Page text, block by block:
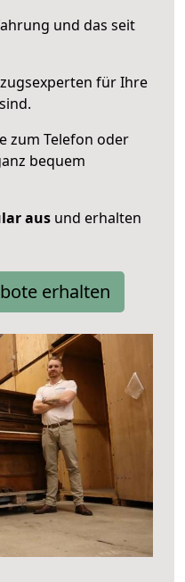
und das seit
für Ihre
zum Telefon oder
bequem
aus und erhalten
erhalten